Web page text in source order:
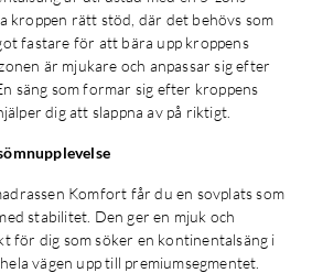
kroppen rätt stöd, där det behövs som
fastare för att bära upp kroppens
är mjukare och anpassar sig efter
säng som formar sig efter kroppens
dig att slappna av på riktigt.
Komfort får du en sovplats som
stabilitet. Den ger en mjuk och
för dig som söker en kontinentalsäng i
vägen upp till premiumsegmentet.